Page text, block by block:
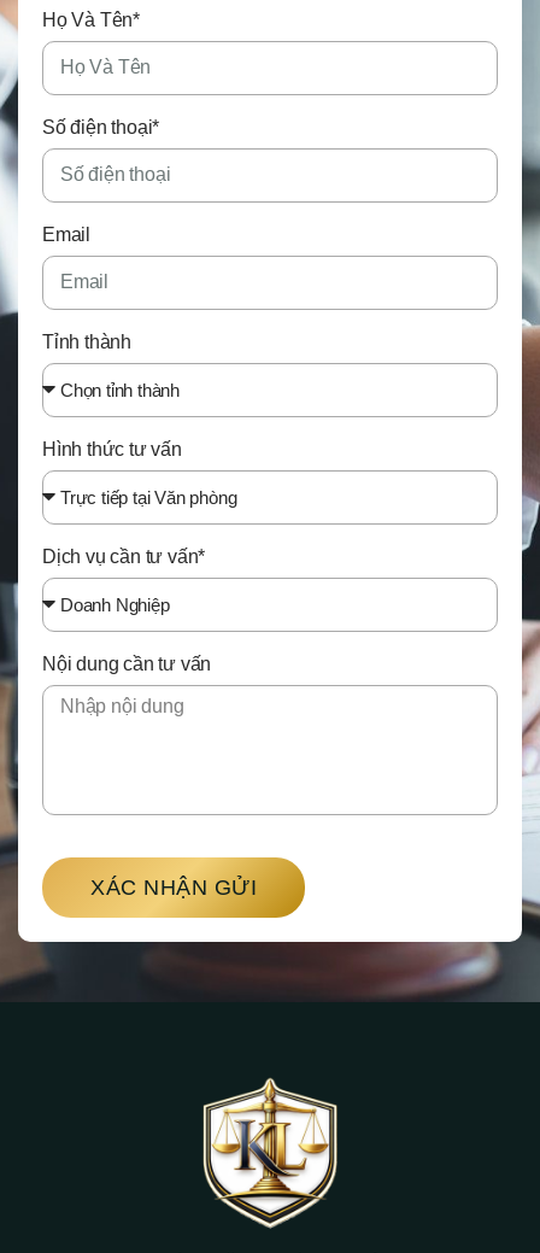
Họ Và Tên*
Số điện thoại*
Email
Tỉnh thành
Hình thức tư vấn
Dịch vụ cần tư vấn*
Nội dung cần tư vấn
XÁC NHẬN GỬI